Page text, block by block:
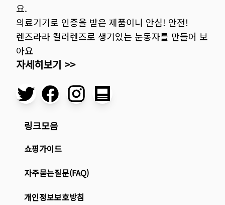
요.
의료기기로 인증을 받은 제품이니 안심! 안전!
렌즈라라 컬러렌즈로 생기있는 눈동자를 만들어 보
아요
자세히보기 >>
링크모음
쇼핑가이드
자주묻는질문(FAQ)
개인정보보호방침